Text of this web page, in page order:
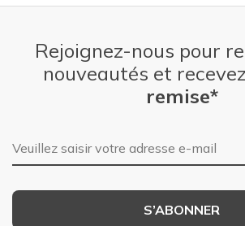
Rejoignez-nous pour
nouveautés et recevez
remise*
Adresse e-mail
S’ABONNER